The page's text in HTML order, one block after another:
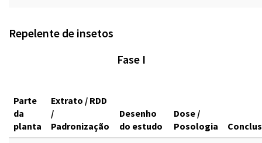
Repelente de insetos
Fase I
Parte
da
planta
Extrato / RDD
/
Padronização
Desenho
do estudo
Dose /
Posologia